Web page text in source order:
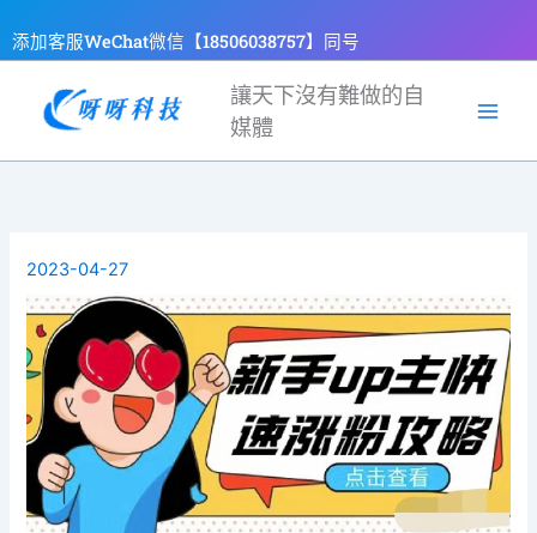
至
容
添加客服WeChat微信【18506038757】同号
讓天下沒有難做的自
媒體
2023-04-27